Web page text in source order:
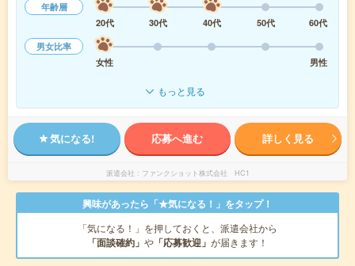
年齢層
20代
30代 40代 50代
60代
男女比率
女性
男性
もっと見る
気になる! 応募へ進む 詳しく見る
派遣会社 ファンクショット株式会社 HC1
興味があったら「★気になる！」をタップ！
「気になる！」を押しておくと、派遣会社から
「面談確約」 や 「応募歓迎」 が届きます！